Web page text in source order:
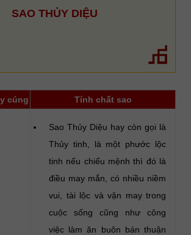
SAO THỦY DIỆU
cúng Tính chất sao
Sao Thủy Diệu hay còn gọi là
Thủy tinh, là một phước lộc
tinh nếu chiếu mệnh thì đó là
điều may mắn, có nhiều niềm
vui, tài lộc và vận may trong
cuộc sống cũng như công
việc làm ăn buôn bán thuận